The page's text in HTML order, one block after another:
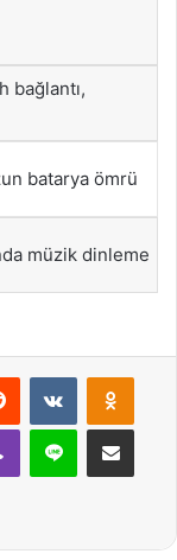
bağlantı,
batarya ömrü
müzik dinleme
Reddit VKontakte
Viber Line E-Posta ile